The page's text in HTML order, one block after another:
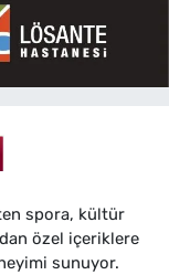
spora, kültür
özel içeriklere
sunuyor.